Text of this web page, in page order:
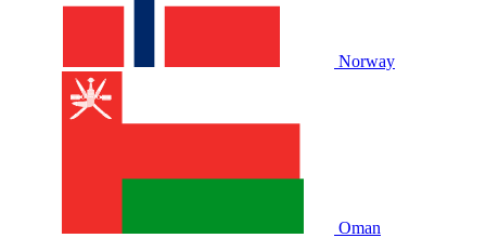
Norway
Oman